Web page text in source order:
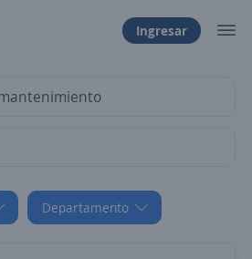
Ingresar
Departamento